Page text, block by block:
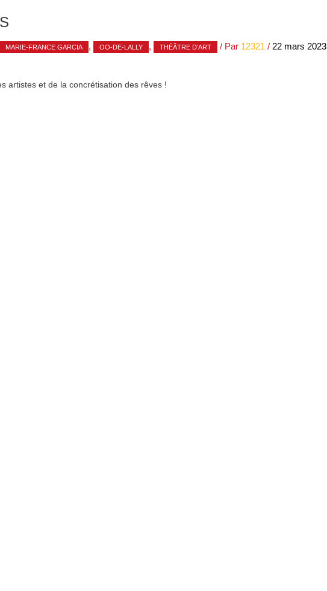
MARIE-FRANCE GARCIA , OO-DE-LALLY , THÉÂTRE D’ART / Par 12321 / 22 mars 2023
artistes et de la concrétisation des rêves !